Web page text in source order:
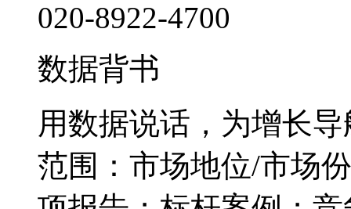
020-8922-4700
数据背书
用数据说话，为增长导
范围：市场地位/市场